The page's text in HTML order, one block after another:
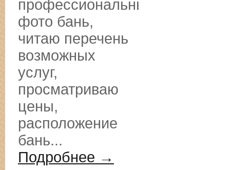
профессиональные
фото бань,
читаю перечень
возможных
услуг,
просматриваю
цены,
расположение
бань...
Подробнее →